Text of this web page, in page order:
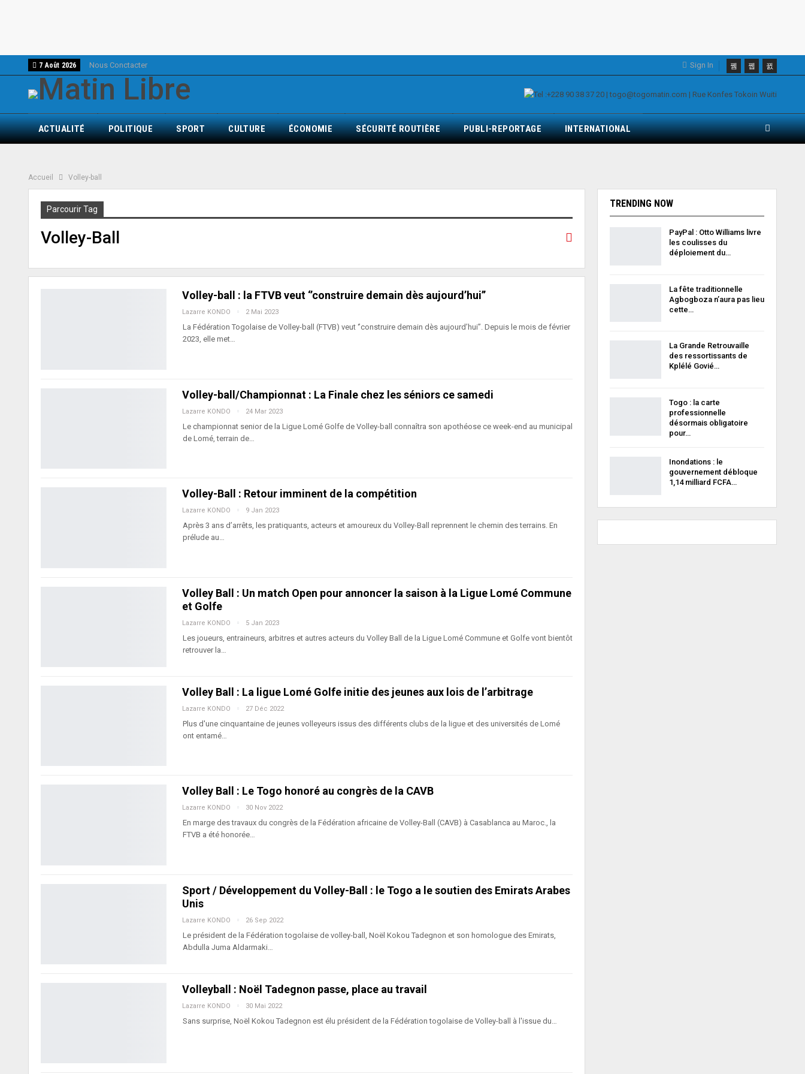
Sign In
7 Août 2026 Nous Conctacter
ACTUALITÉ POLITIQUE SPORT CULTURE ÉCONOMIE SÉCURITÉ ROUTIÈRE PUBLI-REPORTAGE INTERNATIONAL
Accueil Volley-ball
Parcourir Tag
Volley-Ball
Volley-ball : la FTVB veut ‘’construire demain dès aujourd’hui’’
Lazarre KONDO 2 Mai 2023
La Fédération Togolaise de Volley-ball (FTVB) veut ‘’construire demain dès aujourd’hui’’. Depuis le mois de février
2023, elle met…
Volley-ball/Championnat : La Finale chez les séniors ce samedi
Lazarre KONDO 24 Mar 2023
Le championnat senior de la Ligue Lomé Golfe de Volley-ball connaîtra son apothéose ce week-end au municipal
de Lomé, terrain de…
Volley-Ball : Retour imminent de la compétition
Lazarre KONDO 9 Jan 2023
Après 3 ans d’arrêts, les pratiquants, acteurs et amoureux du Volley-Ball reprennent le chemin des terrains. En
prélude au…
Volley Ball : Un match Open pour annoncer la saison à la Ligue Lomé Commune
et Golfe
Lazarre KONDO 5 Jan 2023
Les joueurs, entraineurs, arbitres et autres acteurs du Volley Ball de la Ligue Lomé Commune et Golfe vont bientôt
retrouver la…
Volley Ball : La ligue Lomé Golfe initie des jeunes aux lois de l’arbitrage
Lazarre KONDO 27 Déc 2022
Plus d'une cinquantaine de jeunes volleyeurs issus des différents clubs de la ligue et des universités de Lomé
ont entamé…
Volley Ball : Le Togo honoré au congrès de la CAVB
Lazarre KONDO 30 Nov 2022
En marge des travaux du congrès de la Fédération africaine de Volley-Ball (CAVB) à Casablanca au Maroc., la
FTVB a été honorée…
Sport / Développement du Volley-Ball : le Togo a le soutien des Emirats Arabes
Unis
Lazarre KONDO 26 Sep 2022
Le président de la Fédération togolaise de volley-ball, Noël Kokou Tadegnon et son homologue des Emirats,
Abdulla Juma Aldarmaki…
Volleyball : Noël Tadegnon passe, place au travail
Lazarre KONDO 30 Mai 2022
Sans surprise, Noël Kokou Tadegnon est élu président de la Fédération togolaise de Volley-ball à l'issue du…
TRENDING NOW
PayPal : Otto Williams livre
les coulisses du
déploiement du…
La fête traditionnelle
Agbogboza n’aura pas lieu
cette…
La Grande Retrouvaille
des ressortissants de
Kplélé Govié…
Togo : la carte
professionnelle
désormais obligatoire
pour…
Inondations : le
gouvernement débloque
1,14 milliard FCFA…